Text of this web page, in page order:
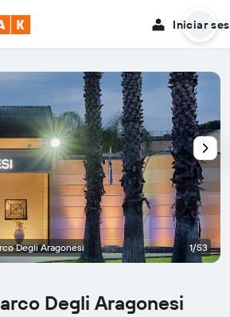
Iniciar
Degli Aragonesi
Degli Aragonesi 1/53